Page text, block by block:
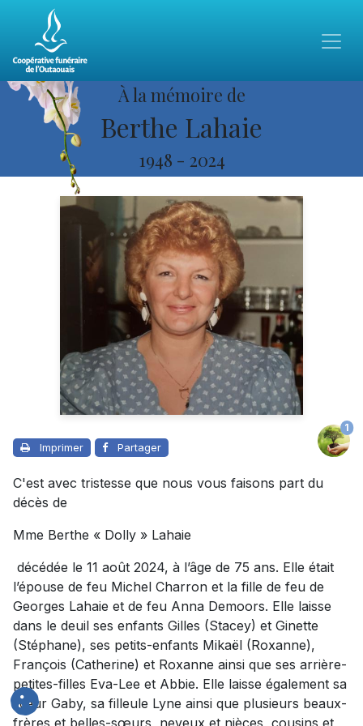
À la mémoire de
Berthe Lahaie
1948 - 2024
Imprimer Partager
1
C'est avec tristesse que nous vous faisons part du
décès de
Mme Berthe « Dolly » Lahaie
décédée le 11 août 2024, à l’âge de 75 ans. Elle était
l’épouse de feu Michel Charron et la fille de feu de
Georges Lahaie et de feu Anna Demoors. Elle laisse
dans le deuil ses enfants Gilles (Stacey) et Ginette
(Stéphane), ses petits-enfants Mikaël (Roxanne),
François (Catherine) et Roxanne ainsi que ses arrière-
petites-filles Eva-Lee et Abbie. Elle laisse également sa
sœur Gaby, sa filleule Lyne ainsi que plusieurs beaux-